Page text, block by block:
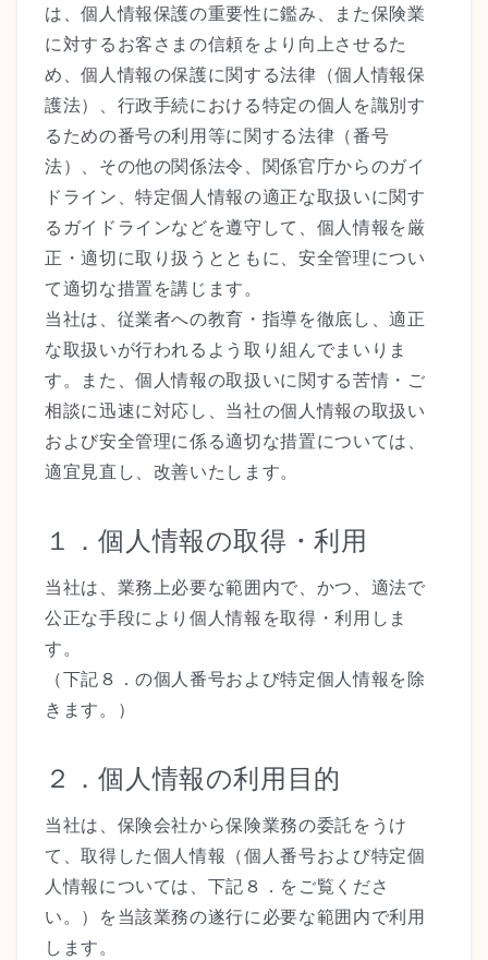
サイトマップ
お問い合わせ・資料請求
は、個人情報保護の重要性に鑑み、また保険業
に対するお客さまの信頼をより向上させるた
め、個人情報の保護に関する法律（個人情報保
護法）、行政手続における特定の個人を識別す
るための番号の利用等に関する法律（番号
法）、その他の関係法令、関係官庁からのガイ
ドライン、特定個人情報の適正な取扱いに関す
るガイドラインなどを遵守して、個人情報を厳
正・適切に取り扱うとともに、安全管理につい
て適切な措置を講じます。
当社は、従業者への教育・指導を徹底し、適正
な取扱いが行われるよう取り組んでまいりま
す。また、個人情報の取扱いに関する苦情・ご
相談に迅速に対応し、当社の個人情報の取扱い
および安全管理に係る適切な措置については、
適宜見直し、改善いたします。
１．個人情報の取得・利用
当社は、業務上必要な範囲内で、かつ、適法で
公正な手段により個人情報を取得・利用しま
す。
（下記８．の個人番号および特定個人情報を除
きます。）
２．個人情報の利用目的
当社は、保険会社から保険業務の委託をうけ
て、取得した個人情報（個人番号および特定個
人情報については、下記８．をご覧くださ
い。）を当該業務の遂行に必要な範囲内で利用
します。